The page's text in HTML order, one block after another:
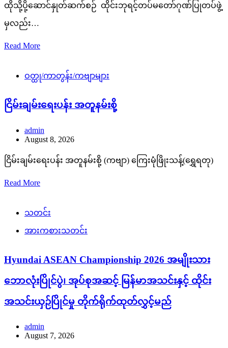
ထိုသို့ပို့ဆောင်နှုတ်ဆက်စဉ် ထိုင်းဘုရင့်တပ်မတော်ဂုဏ်ပြုတပ်ဖွဲ့
မှလည်း…
Read More
ဝတ္ထု/ကာတွန်း/ကဗျာများ
ငြိမ်းချမ်းရေးပန်း အတူနမ်းစို့
admin
August 8, 2026
ငြိမ်းချမ်းရေးပန်း အတူနမ်းစို့ (ကဗျာ) ကြေးမုံဖြိုးသန့်(ရွှေရတု)
Read More
သတင်း
အားကစားသတင်း
Hyundai ASEAN Championship 2026 အမျိုးသား
ဘောလုံးပြိုင်ပွဲ၊ အုပ်စုအဆင့် မြန်မာအသင်းနှင့် ထိုင်း
အသင်းယှဉ်ပြိုင်မှု တိုက်ရိုက်ထုတ်လွှင့်မည်
admin
August 7, 2026